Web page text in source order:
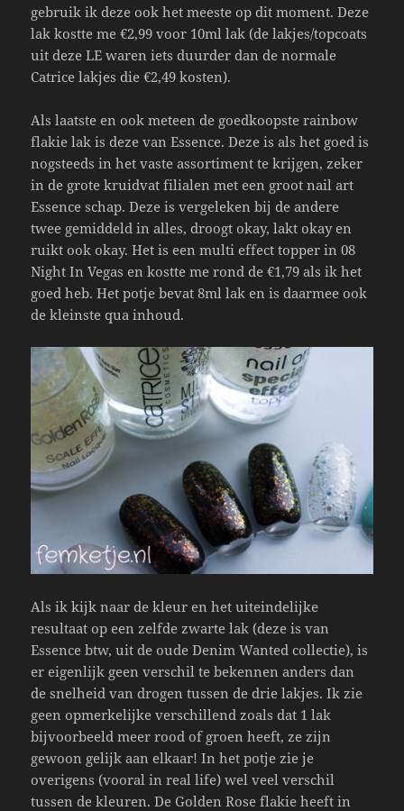
gebruik ik deze ook het meeste op dit moment. Deze
lak kostte me €2,99 voor 10ml lak (de lakjes/topcoats
uit deze LE waren iets duurder dan de normale
Catrice lakjes die €2,49 kosten).
Als laatste en ook meteen de goedkoopste rainbow
flakie lak is deze van Essence. Deze is als het goed is
nogsteeds in het vaste assortiment te krijgen, zeker
in de grote kruidvat filialen met een groot nail art
Essence schap. Deze is vergeleken bij de andere
twee gemiddeld in alles, droogt okay, lakt okay en
ruikt ook okay. Het is een multi effect topper in 08
Night In Vegas en kostte me rond de €1,79 als ik het
goed heb. Het potje bevat 8ml lak en is daarmee ook
de kleinste qua inhoud.
Als ik kijk naar de kleur en het uiteindelijke
resultaat op een zelfde zwarte lak (deze is van
Essence btw, uit de oude Denim Wanted collectie), is
er eigenlijk geen verschil te bekennen anders dan
de snelheid van drogen tussen de drie lakjes. Ik zie
geen opmerkelijke verschillend zoals dat 1 lak
bijvoorbeeld meer rood of groen heeft, ze zijn
gewoon gelijk aan elkaar! In het potje zie je
overigens (vooral in real life) wel veel verschil
tussen de kleuren. De Golden Rose flakie heeft in